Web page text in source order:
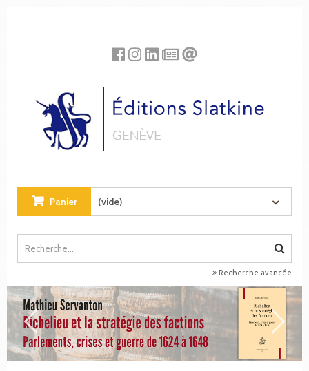
Panier (vide)
Recherche avancée